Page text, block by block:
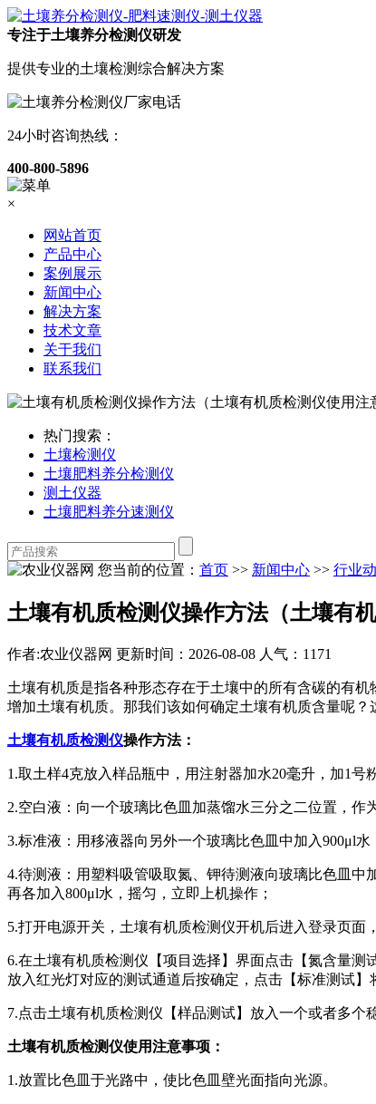
专注于土壤养分检测仪研发
提供专业的土壤检测综合解决方案
24小时咨询热线：
400-800-5896
×
网站首页
产品中心
案例展示
新闻中心
解决方案
技术文章
关于我们
联系我们
热门搜索：
土壤检测仪
土壤肥料养分检测仪
测土仪器
土壤肥料养分速测仪
您当前的位置： 首页 >> 新闻中心 >> 行业
土壤有机质检测仪操作方法（土壤有
作者:农业仪器网 更新时间：2026-08-08 人气：1171
土壤有机质是指各种形态存在于土壤中的所有含碳的有
增加土壤有机质。那我们该如何确定土壤有机质含量呢？
土壤有机质检测仪操作方法：
1.取土样4克放入样品瓶中，用注射器加水20毫升，加1号
2.空白液：向一个玻璃比色皿加蒸馏水三分之二位置，作
3.标准液：用移液器向另外一个玻璃比色皿中加入900μl
4.待测液：用塑料吸管吸取氮、钾待测液向玻璃比色皿中
再各加入800μl水，摇匀，立即上机操作；
5.打开电源开关，土壤有机质检测仪开机后进入登录页面
6.在土壤有机质检测仪【项目选择】界面点击【氮含量
放入红光灯对应的测试通道后按确定，点击【标准测试
7.点击土壤有机质检测仪【样品测试】放入一个或者多个
土壤有机质检测仪使用注意事项：
1.放置比色皿于光路中，使比色皿壁光面指向光源。